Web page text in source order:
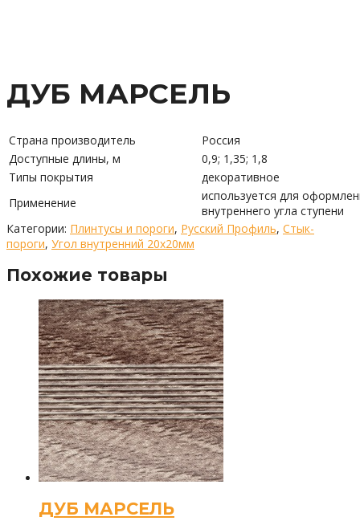
ДУБ МАРСЕЛЬ
Страна производитель
Россия
Доступные длины, м
0,9; 1,35; 1,8
Типы покрытия
декоративное
Применение
используется для
внутреннего угла ступени
Категории: Плинтусы и пороги, Русский Профиль, Стык-
пороги, Угол внутренний 20х20мм
Похожие товары
ДУБ МАРСЕЛЬ